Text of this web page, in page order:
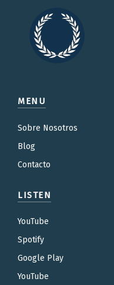
MENU
Sobre Nosotros
Blog
Contacto
LISTEN
YouTube
Spotify
Google Play
YouTube